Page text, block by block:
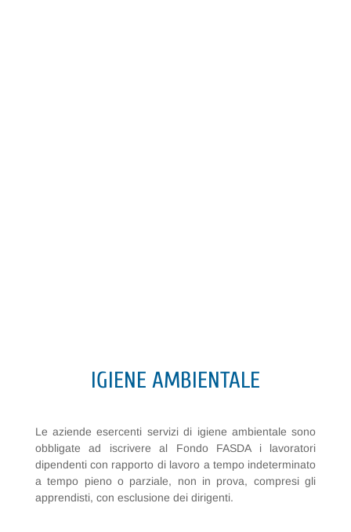
IGIENE AMBIENTALE
Le aziende esercenti servizi di igiene ambientale sono
obbligate ad iscrivere al Fondo FASDA i lavoratori
dipendenti con rapporto di lavoro a tempo indeterminato
a tempo pieno o parziale, non in prova, compresi gli
apprendisti, con esclusione dei dirigenti.